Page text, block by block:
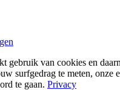
gebruik van cookies en
surfgedrag te meten,
te gaan. Privacy